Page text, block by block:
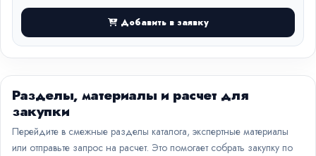
Добавить в заявку
Разделы, материалы и расчет для
закупки
Перейдите в смежные разделы каталога, экспертные материалы
или отправьте запрос на расчет. Это помогает собрать закупку по